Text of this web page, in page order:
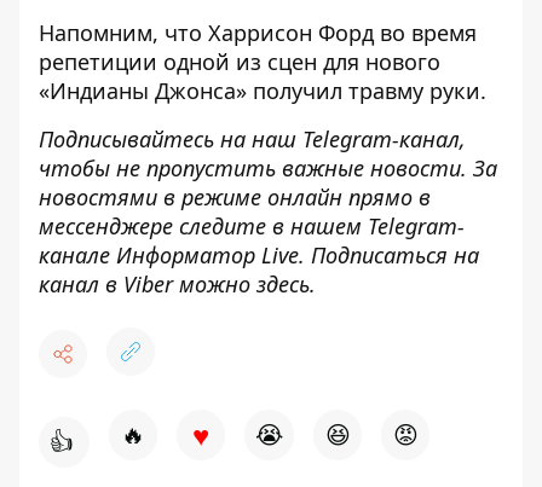
Напомним, что Харрисон Форд во время
репетиции одной из сцен для нового
«Индианы Джонса» получил травму руки.
Подписывайтесь на наш Telegram-канал,
чтобы не пропустить важные новости. За
новостями в режиме онлайн прямо в
мессенджере следите в нашем Telegram-
канале Информатор Live. Подписаться на
канал в Viber можно здесь.
👍 🔥 ♥ 😭 😆 😡